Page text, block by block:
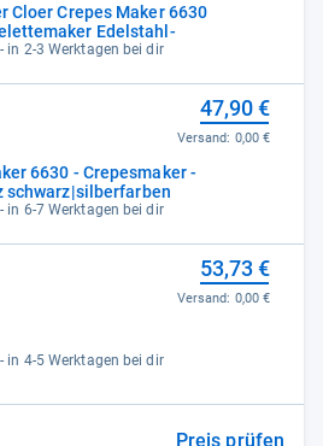
Cloer Crepes Maker 6630
Edelstahl-
in 2-3 Werktagen bei dir
6630 - Crepesmaker -
in 6-7 Werktagen bei dir
47,90 €
Versand: 0,00 €
in 4-5 Werktagen bei dir
53,73 €
Versand: 0,00 €
Preis prüfen